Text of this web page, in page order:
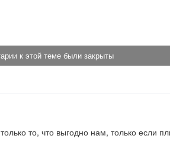
к этой теме были закрыты
то, что выгодно нам, только если